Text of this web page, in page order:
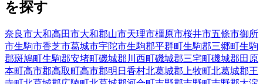
を探す
奈良市大和高田市大和郡山市天理市橿原市桜井市五條市御所
市生駒市香芝市葛城市宇陀市生駒郡平群町生駒郡三郷町生駒
郡斑鳩町生駒郡安堵町磯城郡川西町磯城郡三宅町磯城郡田原
本町高市郡高取町高市郡明日香村北葛城郡上牧町北葛城郡王